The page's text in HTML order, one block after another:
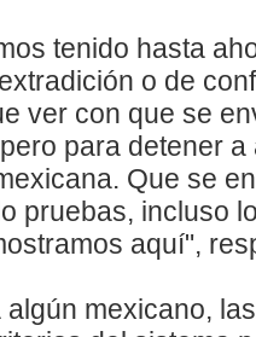
tenido hasta
o de
ver con que se
para detener
Que se
pruebas, incluso
aquí",
mexicano,